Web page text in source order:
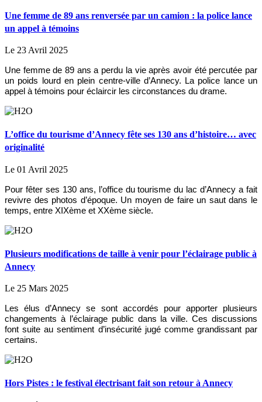
Une femme de 89 ans renversée par un camion : la police lance
un appel à témoins
Le 23 Avril 2025
Une femme de 89 ans a perdu la vie après avoir été percutée par
un poids lourd en plein centre-ville d’Annecy. La police lance un
appel à témoins pour éclaircir les circonstances du drame.
L’office du tourisme d’Annecy fête ses 130 ans d’histoire… avec
originalité
Le 01 Avril 2025
Pour fêter ses 130 ans, l’office du tourisme du lac d’Annecy a fait
revivre des photos d’époque. Un moyen de faire un saut dans le
temps, entre XIXème et XXème siècle.
Plusieurs modifications de taille à venir pour l’éclairage public à
Annecy
Le 25 Mars 2025
Les élus d’Annecy se sont accordés pour apporter plusieurs
changements à l’éclairage public dans la ville. Ces discussions
font suite au sentiment d’insécurité jugé comme grandissant par
certains.
Hors Pistes : le festival électrisant fait son retour à Annecy